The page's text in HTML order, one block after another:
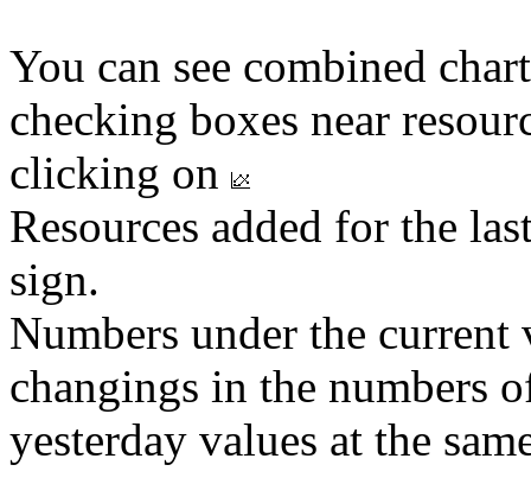
You can see combined
checking boxes near
clicking on
Resources added for the
sign.
Numbers under the
changings in the numbers
yesterday values at the